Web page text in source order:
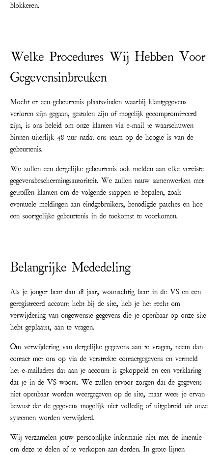
blokkeren.
Welke Procedures Wij Hebben Voor
Gegevensinbreuken
Mocht er een gebeurtenis plaatsvinden waarbij klantgegevens
verloren zijn gegaan, gestolen zijn of mogelijk gecompromitteerd
zijn, is ons beleid om onze klanten via e-mail te waarschuwen
binnen uiterlijk 48 uur nadat ons team op de hoogte is van de
gebeurtenis.
We zullen een dergelijke gebeurtenis ook melden aan elke vereiste
gegevensbeschermingsautoriteit. We zullen nauw samenwerken met
getroffen klanten om de volgende stappen te bepalen, zoals
eventuele meldingen aan eindgebruikers, benodigde patches en hoe
een soortgelijke gebeurtenis in de toekomst te voorkomen.
Belangrijke Mededeling
Als je jonger bent dan 18 jaar, woonachtig bent in de VS en een
geregistreerd account hebt bij de site, heb je het recht om
verwijdering van ongewenste gegevens die je openbaar op onze site
hebt geplaatst, aan te vragen.
Om verwijdering van dergelijke gegevens aan te vragen, neem dan
contact met ons op via de verstrekte contactgegevens en vermeld
het e-mailadres dat aan je account is gekoppeld en een verklaring
dat je in de VS woont. We zullen ervoor zorgen dat de gegevens
niet openbaar worden weergegeven op de site, maar wees je ervan
bewust dat de gegevens mogelijk niet volledig of uitgebreid uit onze
systemen worden verwijderd.
Wij verzamelen jouw persoonlijke informatie niet met de intentie
om deze te delen of te verkopen aan derden. In grote lijnen